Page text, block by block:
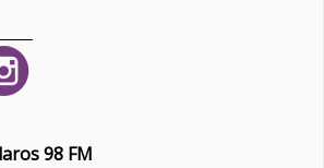
98 FM